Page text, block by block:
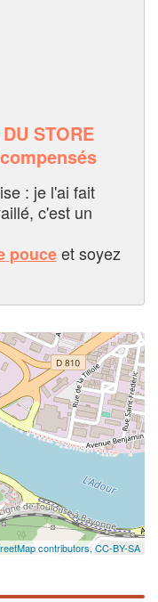
STORE
: je l'ai fait
c'est un
pouceet soyez
contributors, CC-BY-SA
✕
vosmarges
nouveaux